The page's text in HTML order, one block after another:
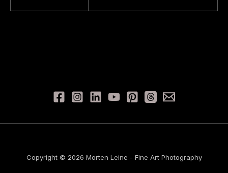
Copyright © 2026 Morten Leine - Fine Art Photography